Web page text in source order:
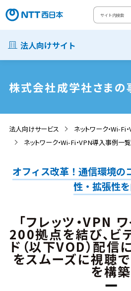
法人向けサイト
株式会社成学社さまの
法人向けサービス
ネットワーク・Wi-Fi
ネットワーク・Wi-Fi・VPN導入事例一覧
オフィス改革！通信環境の
性・拡張性
「フレッツ・VPN ワ
200拠点を結び、ビ
ド（以下VOD）配信
をスムーズに視聴
を構築